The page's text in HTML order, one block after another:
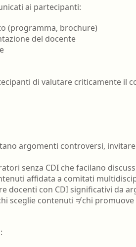
ai partecipanti:
(programma, brochure)
del docente
di valutare criticamente il
argomenti controversi,
senza CDI che facilano
affidata a comitati
docenti con CDI significativi da
sceglie contenuti ≠ chi